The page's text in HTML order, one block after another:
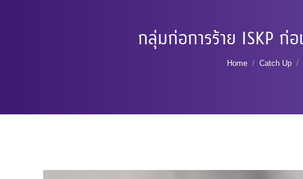
กลุ่มก่อการร้าย ISKP ก่
You are here:
Home Catch Up